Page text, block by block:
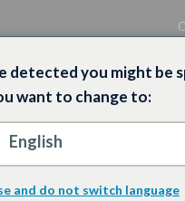
SPOTIFY
detected you might be
want to change to:
English
and do not switch language